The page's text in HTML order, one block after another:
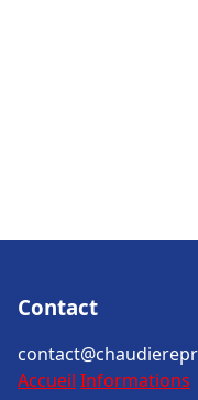
Contact
Accueil Informations